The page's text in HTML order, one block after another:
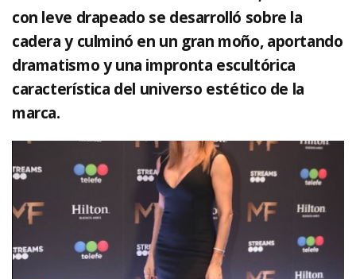
con leve drapeado se desarrolló sobre la
cadera y culminó en un gran moño, aportando
dramatismo y una impronta escultórica
característica del universo estético de la
marca.